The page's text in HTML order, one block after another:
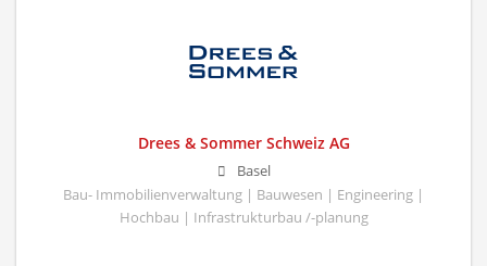
Drees & Sommer Schweiz AG
Basel
Bau- Immobilienverwaltung | Bauwesen | Engineering |
Hochbau | Infrastrukturbau /-planung